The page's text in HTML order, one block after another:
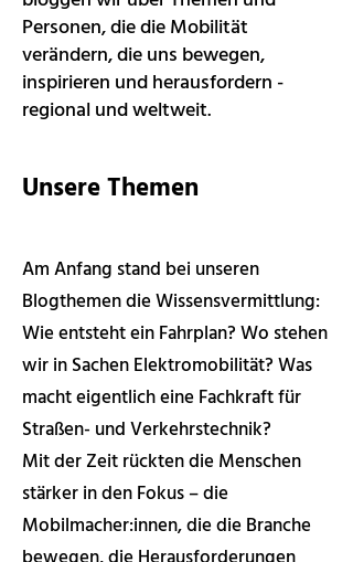
Personen, die die Mobilität
verändern, die uns bewegen,
inspirieren und herausfordern -
regional und weltweit.
Unsere Themen
Am Anfang stand bei unseren
Blogthemen die Wissensvermittlung:
Wie entsteht ein Fahrplan? Wo stehen
wir in Sachen Elektromobilität? Was
macht eigentlich eine Fachkraft für
Straßen- und Verkehrstechnik?
Mit der Zeit rückten die Menschen
stärker in den Fokus – die
Mobilmacher:innen, die die Branche